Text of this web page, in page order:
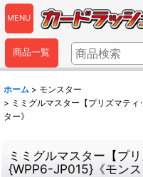
MENU
商品一覧
ホーム > モンスター
> ミミグルマスター【プリズマテ
ター》
ミミグルマスター【プ
{WPP6-JP015}《モンス